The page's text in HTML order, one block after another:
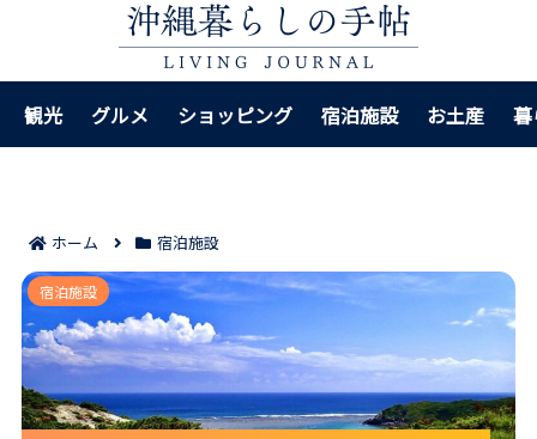
観光 グルメ ショッピング 宿泊施設 お土産
ホーム 宿泊施設
沖縄のヒルトンはどこがいいか迷う人へのおすすめ6ホ
テル｜エリア別にあなたに合う宿が見つかる！
宿泊施設